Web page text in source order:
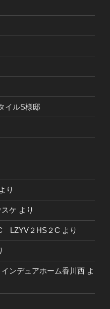
イルS様邸
より
ケ より
LZYV２HS２C より
インデュアホーム香川西 よ